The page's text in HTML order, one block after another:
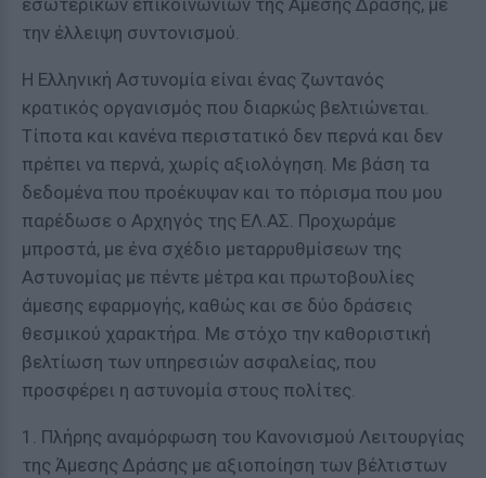
εσωτερικών επικοινωνιών της Άμεσης Δράσης, με
την έλλειψη συντονισμού.
Η Ελληνική Αστυνομία είναι ένας ζωντανός
κρατικός οργανισμός που διαρκώς βελτιώνεται.
Τίποτα και κανένα περιστατικό δεν περνά και δεν
πρέπει να περνά, χωρίς αξιολόγηση. Με βάση τα
δεδομένα που προέκυψαν και το πόρισμα που μου
παρέδωσε ο Αρχηγός της ΕΛ.ΑΣ. Προχωράμε
μπροστά, με ένα σχέδιο μεταρρυθμίσεων της
Αστυνομίας με πέντε μέτρα και πρωτοβουλίες
άμεσης εφαρμογής, καθώς και σε δύο δράσεις
θεσμικού χαρακτήρα. Με στόχο την καθοριστική
βελτίωση των υπηρεσιών ασφαλείας, που
προσφέρει η αστυνομία στους πολίτες.
1. Πλήρης αναμόρφωση του Κανονισμού Λειτουργίας
της Άμεσης Δράσης με αξιοποίηση των βέλτιστων